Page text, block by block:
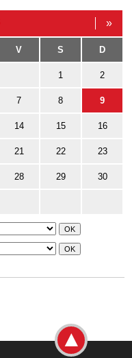
»
V S D
1 2
7 8 9
14 15 16
21 22 23
28 29 30